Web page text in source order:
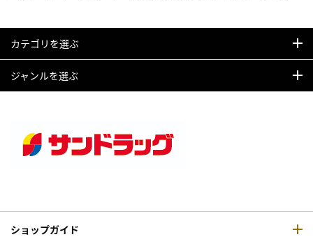
カテゴリを選ぶ
ジャンルを選ぶ
ショップガイド